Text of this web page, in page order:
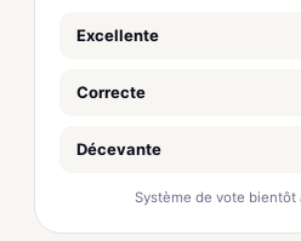
Excellente
Correcte
Décevante
Système de vote bientôt